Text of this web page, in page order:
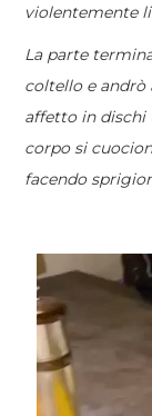
violentemente
La parte
coltello e andrò
affetto in dischi
corpo si
facendo